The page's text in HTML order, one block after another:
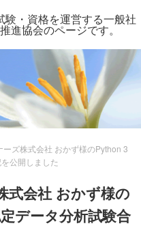
・資格を運営する一般社
進協会のページです。
ーズ株式会社 おかず様のPython 3
公開しました
式会社 おかず様の
データ分析試験合